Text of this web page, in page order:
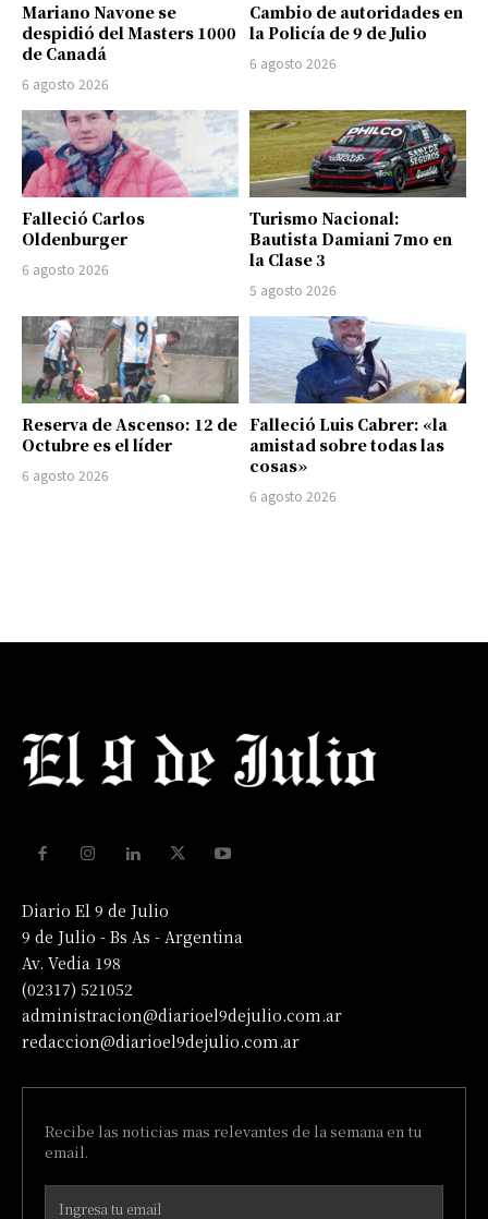
Mariano Navone se
despidió del Masters 1000
de Canadá
6 agosto 2026
Cambio de autoridades en
la Policía de 9 de Julio
6 agosto 2026
Falleció Carlos
Oldenburger
6 agosto 2026
Turismo Nacional:
Bautista Damiani 7mo en
la Clase 3
5 agosto 2026
Reserva de Ascenso: 12 de
Octubre es el líder
6 agosto 2026
Falleció Luis Cabrer: «la
amistad sobre todas las
cosas»
6 agosto 2026
Diario El 9 de Julio
9 de Julio - Bs As - Argentina
Av. Vedia 198
(02317) 521052
administracion@diarioel9dejulio.com.ar
redaccion@diarioel9dejulio.com.ar
Recibe las noticias mas relevantes de la semana en tu
email.